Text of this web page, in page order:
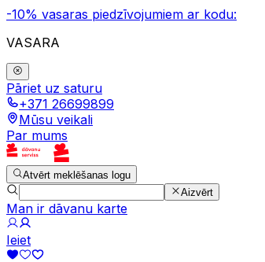
-10% vasaras piedzīvojumiem ar kodu:
VASARA
Pāriet uz saturu
+371 26699899
Mūsu veikali
Par mums
Atvērt meklēšanas logu
Aizvērt
Man ir dāvanu karte
Ieiet